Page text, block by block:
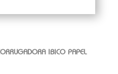
IBICO PAPEL